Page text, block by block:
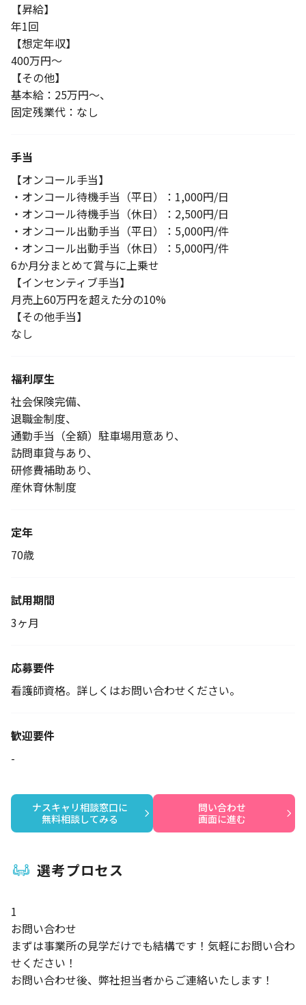
【昇給】
年1回
【想定年収】
400万円～
【その他】
基本給：25万円～、
固定残業代：なし
手当
【オンコール手当】
・オンコール待機手当（平日）：1,000円/日
・オンコール待機手当（休日）：2,500円/日
・オンコール出動手当（平日）：5,000円/件
・オンコール出動手当（休日）：5,000円/件
6か月分まとめて賞与に上乗せ
【インセンティブ手当】
月売上60万円を超えた分の10%
【その他手当】
なし
福利厚生
社会保険完備、
退職金制度、
通勤手当（全額）駐車場用意あり、
訪問車貸与あり、
研修費補助あり、
産休育休制度
定年
70歳
試用期間
3ヶ月
応募要件
看護師資格。詳しくはお問い合わせください。
歓迎要件
-
ナスキャリ相談窓口に
無料相談してみる
問い合わせ
画面に進む
選考プロセス
1
お問い合わせ
まずは事業所の見学だけでも結構です！気軽にお問い合わ
せください！
お問い合わせ後、弊社担当者からご連絡いたします！